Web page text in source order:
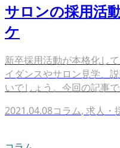
サロンの採用活
ケ
新卒採用活動が本格化し
イダンスやサロン見学、
いでしょう。今回の記事
2021.04.08コラム, 求人・